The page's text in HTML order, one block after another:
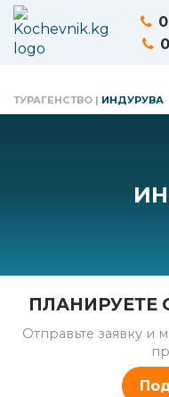
ТУРАГЕНСТВО | ИНДУРУВА
ПЛАНИРУЕТЕ
Отправьте заявку и